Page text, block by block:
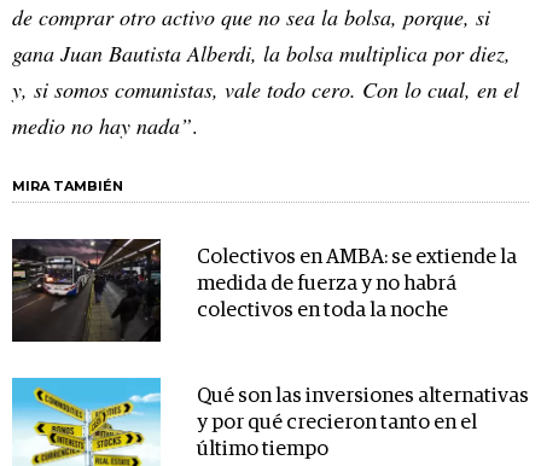
de comprar otro activo que no sea la bolsa, porque, si
gana Juan Bautista Alberdi, la bolsa multiplica por diez,
y, si somos comunistas, vale todo cero. Con lo cual, en el
medio no hay nada”.
MIRA TAMBIÉN
Colectivos en AMBA: se extiende la
medida de fuerza y no habrá
colectivos en toda la noche
Qué son las inversiones alternativas
y por qué crecieron tanto en el
último tiempo